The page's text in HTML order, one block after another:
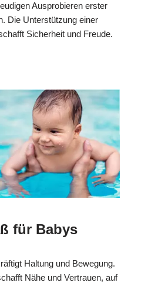
Ausprobieren erster
Die Unterstützung einer
Sicherheit und Freude.
für Babys
Haltung und Bewegung.
Nähe und Vertrauen, auf